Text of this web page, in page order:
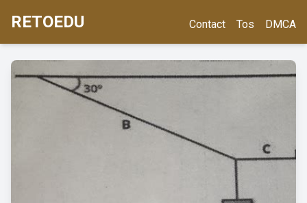
RETOEDU Contact Tos DMCA